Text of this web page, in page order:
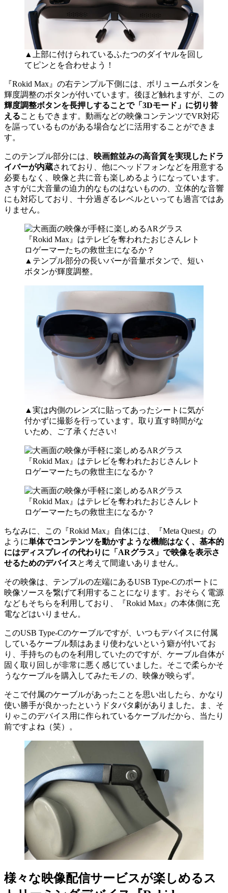
▲上部に付けられているふたつのダイヤルを回し
てピンとを合わせよう！
『Rokid Max』の右テンプル下側には、ボリュームボタンを
輝度調整のボタンが付いています。後ほど触れますが、この
輝度調整ボタンを長押しすることで「3Dモード」に切り替
えることもできます。動画などの映像コンテンツでVR対応
を謳っているものがある場合などに活用することができま
す。
このテンプル部分には、
映画館並みの高音質を実現したドラ
イバーが内蔵されており、他にヘッドフォンなどを用意する
必要もなく、映像と共に音も楽しめるようになっています。
さすがに大音量の迫力的なものはないものの、立体的な音響
にも対応しており、十分過ぎるレベルといっても過言ではあ
りません。
▲テンプル部分の長いバーが音量ボタンで、短い
ボタンが輝度調整。
▲実は内側のレンズに貼ってあったシートに気が
付かずに撮影を行っています。取り直す時間がな
いため、ご了承ください!
ちなみに、この『Rokid Max』自体には、『Meta Quest』の
ように単体でコンテンツを動かすような機能はなく、基本的
にはディスプレイの代わりに「ARグラス」で映像を表示さ
せるためのデバイスと考えて間違いありません。
その映像は、テンプルの左端にあるUSB Type-Cのポートに
映像ソースを繋げて利用することになります。おそらく電源
などもそちらを利用しており、『Rokid Max』の本体側に充
電などはいりません。
このUSB Type-Cのケーブルですが、いつもデバイスに付属
しているケーブル類はあまり使わないという癖が付いてお
り、手持ちのものを利用していたのですが、ケーブル自体が
固く取り回しが非常に悪く感じていました。そこで柔らかそ
うなケーブルを購入してみたモノの、映像が映らず。
そこで付属のケーブルがあったことを思い出したら、かなり
使い勝手が良かったというドタバタ劇がありました。ま、そ
りゃこのデバイス用に作られているケーブルだから、当たり
前ですよね（笑）。
様々な映像配信サービスが楽しめるス